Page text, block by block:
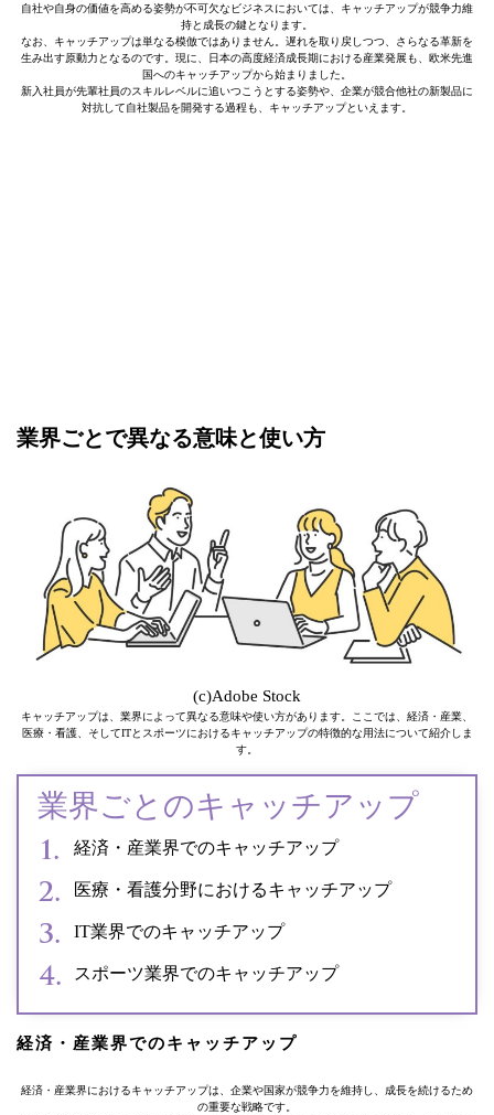
自社や自身の価値を高める姿勢が不可欠なビジネスにおいては、キャッチアップが競争力維
持と成長の鍵となります。
なお、キャッチアップは単なる模倣ではありません。遅れを取り戻しつつ、さらなる革新を
生み出す原動力となるのです。現に、日本の高度経済成長期における産業発展も、欧米先進
国へのキャッチアップから始まりました。
新入社員が先輩社員のスキルレベルに追いつこうとする姿勢や、企業が競合他社の新製品に
対抗して自社製品を開発する過程も、キャッチアップといえます。
業界ごとで異なる意味と使い方
(c)Adobe Stock
キャッチアップは、業界によって異なる意味や使い方があります。ここでは、経済・産業、
医療・看護、そしてITとスポーツにおけるキャッチアップの特徴的な用法について紹介しま
す。
業界ごとのキャッチアップ
経済・産業界でのキャッチアップ
医療・看護分野におけるキャッチアップ
IT業界でのキャッチアップ
スポーツ業界でのキャッチアップ
経済・産業界でのキャッチアップ
経済・産業界におけるキャッチアップは、企業や国家が競争力を維持し、成長を続けるため
の重要な戦略です。